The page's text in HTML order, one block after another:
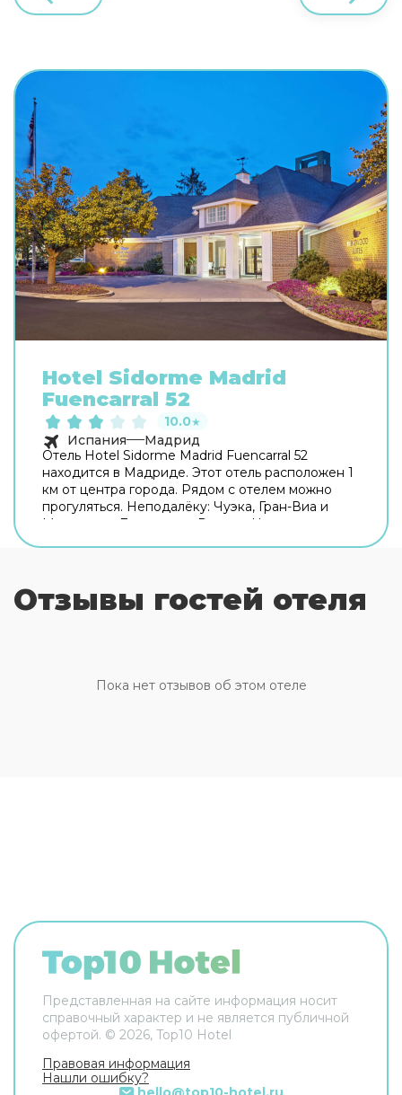
Hotel Sidorme Madrid
Fuencarral 52
10.0★
Испания
Мадрид
Отель Hotel Sidorme Madrid Fuencarral 52
находится в Мадриде. Этот отель расположен 1
км от центра города. Рядом с отелем можно
прогуляться. Неподалёку: Чуэка, Гран-Виа и
Монастырь Дескальсас Реалес. На территории
забронировать экскурсию, обратитесь в
экскурсионное бюро отеля. Удобно для гостей
услуги, пресса, прокат автомобилей, сейф и
консьерж. Сотрудники отеля поддержат беседу
Отзывы гостей отеля
Пока нет отзывов об этом отеле
Представленная на сайте информация носит
справочный характер и не является публичной
офертой. © 2026, Top10 Hotel
Правовая информация
Нашли ошибку?